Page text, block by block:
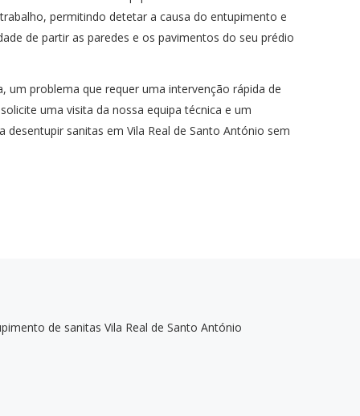
permitindo detetar a causa do entupimento e
de partir as paredes e os pavimentos do seu prédio
um problema que requer uma intervenção rápida de
uma visita da nossa equipa técnica e um
sanitas em Vila Real de Santo António sem